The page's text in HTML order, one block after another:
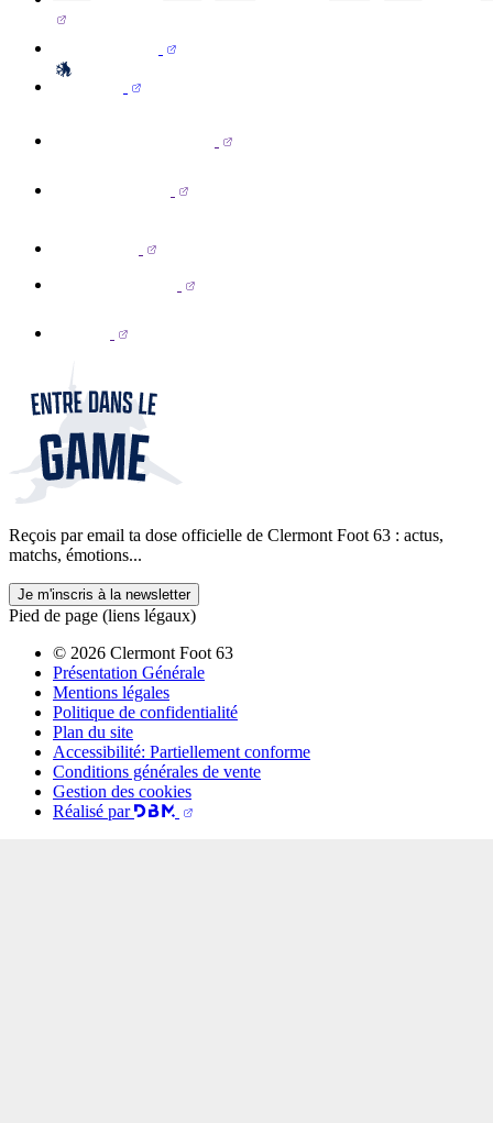
Reçois par email ta dose officielle de Clermont Foot 63 : actus,
matchs, émotions...
Je m'inscris à la newsletter
Pied de page (liens légaux)
© 2026 Clermont Foot 63
Présentation Générale
Mentions légales
Politique de confidentialité
Plan du site
Accessibilité: Partiellement conforme
Conditions générales de vente
Gestion des cookies
Réalisé par